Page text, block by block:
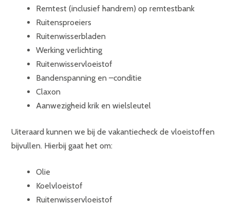
Remtest (inclusief handrem) op remtestbank
Ruitensproeiers
Ruitenwisserbladen
Werking verlichting
Ruitenwisservloeistof
Bandenspanning en –conditie
Claxon
Aanwezigheid krik en wielsleutel
Uiteraard kunnen we bij de vakantiecheck de vloeistoffen
bijvullen. Hierbij gaat het om:
Olie
Koelvloeistof
Ruitenwisservloeistof